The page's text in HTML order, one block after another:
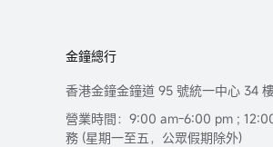
金鐘總行
香港金鐘金鐘道 95 號統一中心 34
營業時間：9:00 am-6:00 pm ;
務 (星期一至五，公眾假期除外)